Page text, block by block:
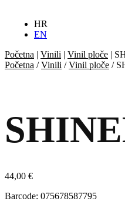
HR
EN
Početna | Vinili | Vinil ploče |
Početna /Vinili /Vinil ploče /
44,00 €
Barcode: 075678587795